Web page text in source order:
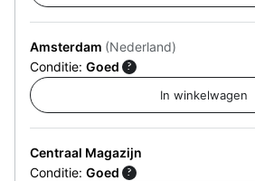
Amsterdam (Nederland)
Conditie: Goed ?
Centraal Magazijn
Conditie: Goed ?